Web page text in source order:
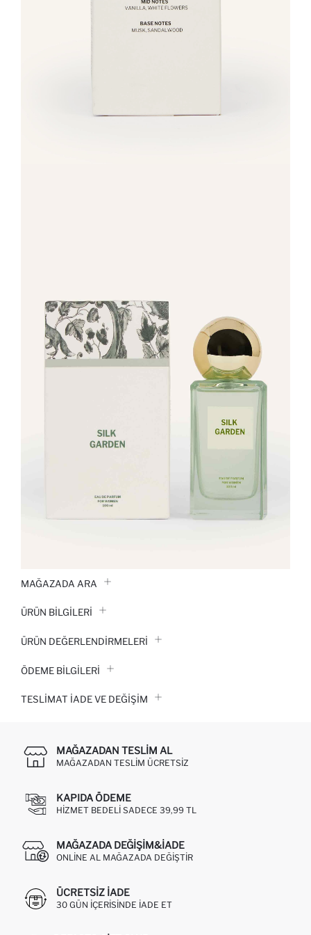
MAĞAZADA ARA
ÜRÜN BILGILERI
ÜRÜN DEĞERLENDİRMELERİ
ÖDEME BİLGİLERİ
TESLIMAT İADE VE DEĞIŞIM
MAĞAZADAN TESLIM AL
MAĞAZADAN TESLIM ÜCRETSIZ
KAPIDA ÖDEME
HIZMET BEDELI SADECE 39,99 TL
MAĞAZADA DEĞIŞIM&İADE
ONLINE AL MAĞAZADA DEĞIŞTIR
ÜCRETSIZ IADE
30 GÜN IÇERISINDE IADE ET